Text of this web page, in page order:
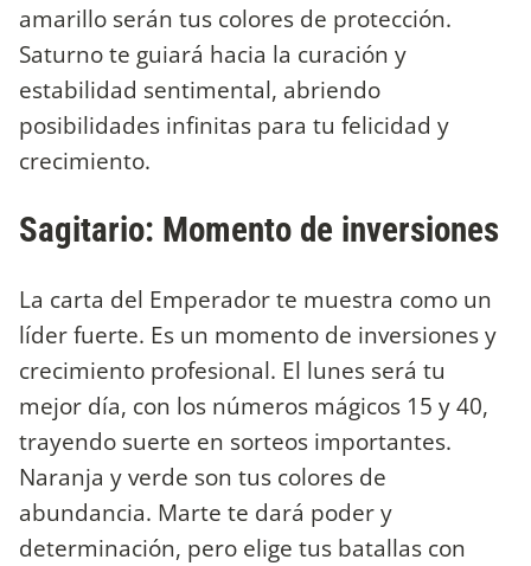
amarillo serán tus colores de protección.
Saturno te guiará hacia la curación y
estabilidad sentimental, abriendo
posibilidades infinitas para tu felicidad y
crecimiento.
Sagitario: Momento de inversiones
La carta del Emperador te muestra como un
líder fuerte. Es un momento de inversiones y
crecimiento profesional. El lunes será tu
mejor día, con los números mágicos 15 y 40,
trayendo suerte en sorteos importantes.
Naranja y verde son tus colores de
abundancia. Marte te dará poder y
determinación, pero elige tus batallas con